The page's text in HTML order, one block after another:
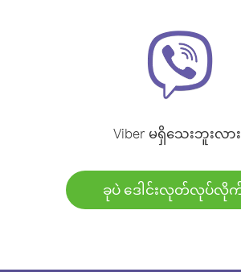
Viber မရှိသေးဘူးလား
ခုပဲ ဒေါင်းလုတ်လုပ်လိုက်